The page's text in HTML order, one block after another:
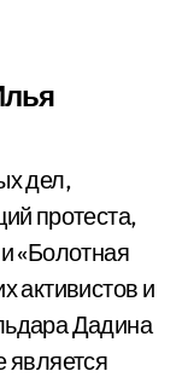
дел,
протеста,
«Болотная
активистов и
Дадина
является